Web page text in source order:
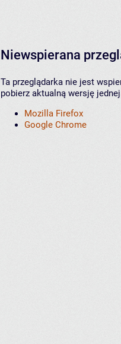
Niewspierana
Ta przeglądarka nie jest
pobierz aktualną wersję
Mozilla Firefox
Google Chrome